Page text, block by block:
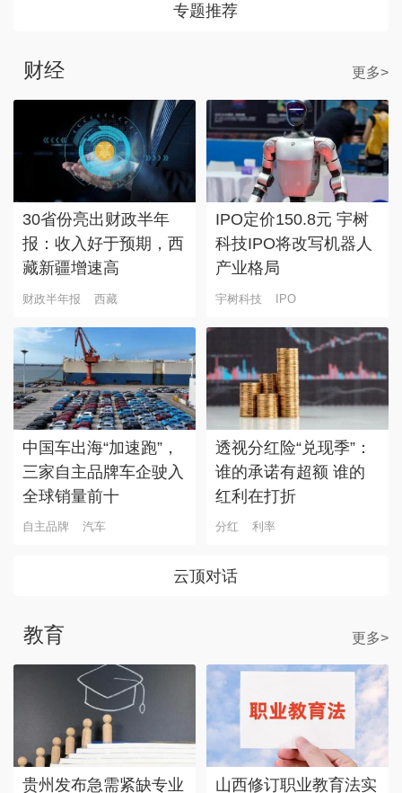
专题推荐
财经 更多>
30省份亮出财政半年
报：收入好于预期，西
藏新疆增速高
财政半年报 西藏
IPO定价150.8元 宇树
科技IPO将改写机器人
产业格局
宇树科技 IPO
中国车出海“加速跑”，
三家自主品牌车企驶入
全球销量前十
自主品牌 汽车
透视分红险“兑现季”：
谁的承诺有超额 谁的
红利在打折
分红 利率
云顶对话
教育 更多>
贵州发布急需紧缺专业 山西修订职业教育法实